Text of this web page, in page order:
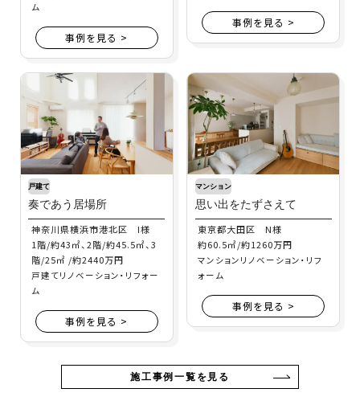
ム
事例を見る >
事例を見る >
戸建て
奏であう居場所
神奈川県横浜市港北区 I様
1階/約43㎡、2階/約45.5㎡、3
階/25㎡ /約2440万円
戸建てリノベーション・リフォー
ム
事例を見る >
マンション
思い出をたずさえて
東京都大田区 N様
約60.5㎡/約1260万円
マンションリノベーション・リフ
ォーム
事例を見る >
施工事例一覧を見る